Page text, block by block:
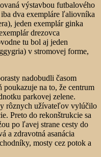
výstavbou futbalového
dva exempláre ľaliovníka
jeden exemplár ginka
drezovca
tu bol aj jeden
v stromovej forme,
nadobudli časom
poukazuje na to, že centrum
parkovej zelene.
rôznych užívateľov vylúčilo
Preto do rekonštrukcie sa
po ľavej strane cesty do
a zdravotná asanácia
mosty cez potok a